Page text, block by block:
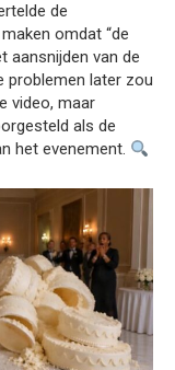
de
omdat “de
aansnijden van de
problemen later zou
video, maar
als de
het evenement.